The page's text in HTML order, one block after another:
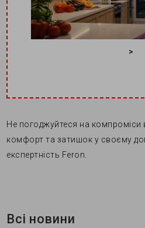
>
Не погоджуйтеся на компроміси
комфорт та затишок у своєму
експертність Feron.
Всі новини